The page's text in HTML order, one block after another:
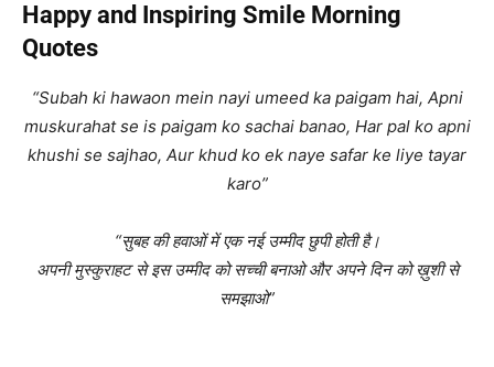
Happy and Inspiring Smile Morning
Quotes
“Subah ki hawaon mein nayi umeed ka paigam hai, Apni
muskurahat se is paigam ko sachai banao, Har pal ko apni
khushi se sajhao, Aur khud ko ek naye safar ke liye tayar
karo”
“सुबह की हवाओं में एक नई उम्मीद छुपी होती है।
अपनी मुस्कुराहट से इस उम्मीद को सच्ची बनाओ और अपने दिन को ख़ुशी से
समझाओ”